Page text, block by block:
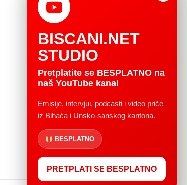
BISCANI.NET
STUDIO
Pretplatite se BESPLATNO na
naš YouTube kanal
Emisije, intervjui, podcasti i video priče
iz Bihaća i Unsko-sanskog kantona.
BESPLATNO
PRETPLATI SE BESPLATNO